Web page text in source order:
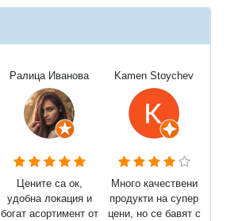
Ралица Иванова
Цените са ок,
удобна локация и
богат асортимент от
Kamen Stoychev
Много качествени
продукти на супер
цени, но се бавят с